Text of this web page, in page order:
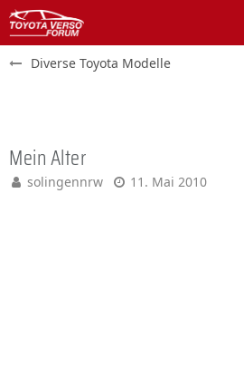
Diverse Toyota Modelle
Mein Alter
solingennrw 11. Mai 2010